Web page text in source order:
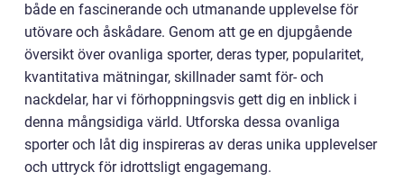
både en fascinerande och utmanande upplevelse för
utövare och åskådare. Genom att ge en djupgående
översikt över ovanliga sporter, deras typer, popularitet,
kvantitativa mätningar, skillnader samt för- och
nackdelar, har vi förhoppningsvis gett dig en inblick i
denna mångsidiga värld. Utforska dessa ovanliga
sporter och låt dig inspireras av deras unika upplevelser
och uttryck för idrottsligt engagemang.